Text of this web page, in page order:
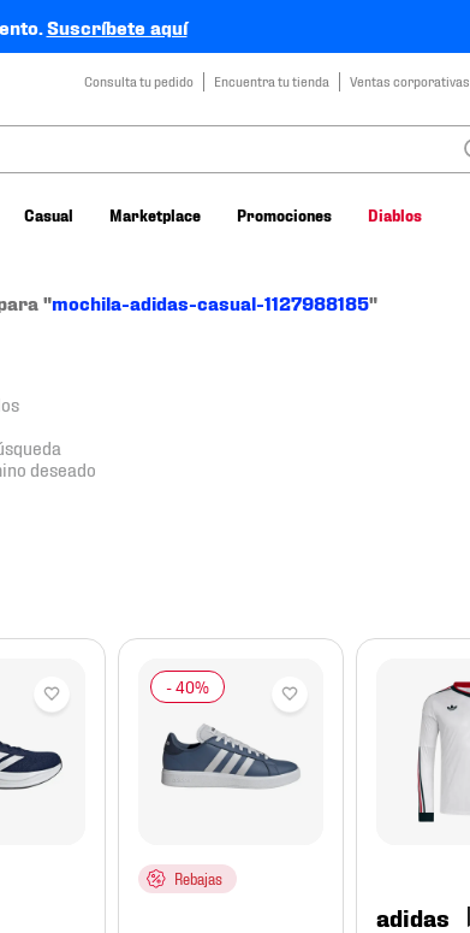
Suscríbete aquí
Consulta tu pedido Encuentra tu tienda Ventas corporativas
Casual Marketplace Promociones Diablos
"mochila-adidas-casual-1127988185"
deseado
Rebajas
adidas